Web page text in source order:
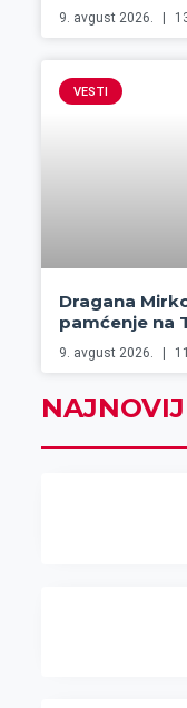
9. avgust 2026.
VESTI
Dragana
pamćenje na
9. avgust 2026.